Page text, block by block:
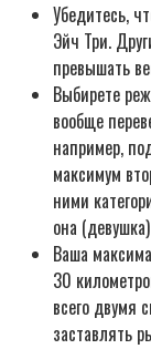
Убедитесь,
Эйч Три.
превышать
Выбирете
вообще
например,
максимум
ними
она
Ваша
30
всего двумя
заставлять